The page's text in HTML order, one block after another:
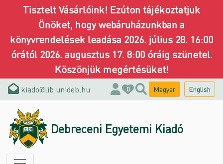
Tisztelt Vásárlóink! Ezúton tájékoztatjuk
Önöket, hogy webáruházunkban a
könyvrendelések leadása 2026. július 28. 16:00
órától 2026. augusztus 17. 8:00 óráig szünetel.
Köszönjük megértésüket!
kiado@lib.unideb.hu 0 Magyar English
Debreceni Egyetemi Kiadó